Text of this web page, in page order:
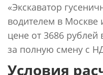
«Экскаватор
водителем в Москве
цене от 3686 рублей
за полную смену с
Условия